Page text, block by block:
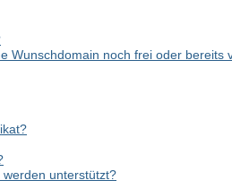
Wunschdomain noch frei oder bereits
unterstützt?